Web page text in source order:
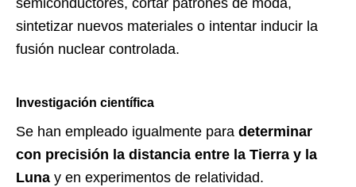
sintetizar nuevos materiales o intentar inducir la
fusión nuclear controlada.
Investigación científica
Se han empleado igualmente para determinar
con precisión la distancia entre la Tierra y la
Luna y en experimentos de relatividad.